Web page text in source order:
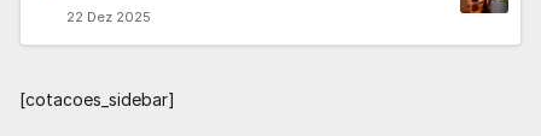
22 Dez 2025
[cotacoes_sidebar]